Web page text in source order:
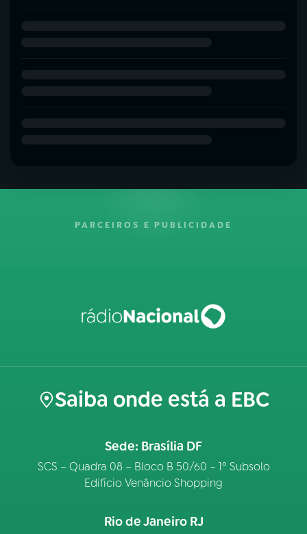
PARCEIROS E PUBLICIDADE
Saiba onde está a EBC
Sede: Brasília DF
SCS – Quadra 08 – Bloco B 50/60 – 1º Subsolo
Edifício Venâncio Shopping
Rio de Janeiro RJ